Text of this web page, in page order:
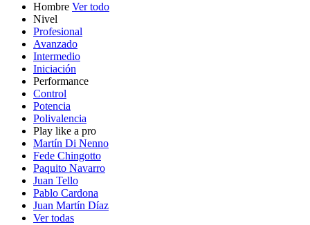
Hombre Ver todo
Nivel
Profesional
Avanzado
Intermedio
Iniciación
Performance
Control
Potencia
Polivalencia
Play like a pro
Martín Di Nenno
Fede Chingotto
Paquito Navarro
Juan Tello
Pablo Cardona
Juan Martín Díaz
Ver todas